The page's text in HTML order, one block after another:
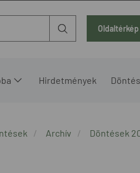
Oldaltérkép
Hirdetmények
Archív Döntések